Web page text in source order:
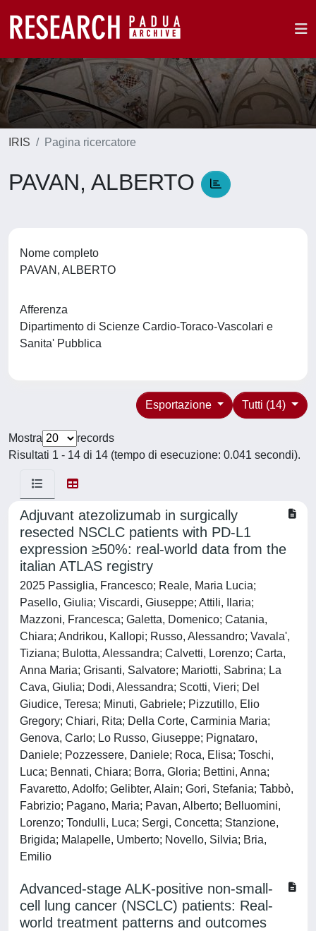
IRIS Pagina ricercatore
PAVAN, ALBERTO
Nome completo
PAVAN, ALBERTO
Afferenza
Dipartimento di Scienze Cardio-Toraco-Vascolari e
Sanita' Pubblica
Tutti (14)
Esportazione
Mostra
records
Risultati 1 - 14 di 14 (tempo di esecuzione: 0.041 secondi).
Adjuvant atezolizumab in surgically
resected NSCLC patients with PD-L1
expression ≥50%: real-world data from the
italian ATLAS registry
2025 Passiglia, Francesco; Reale, Maria Lucia;
Pasello, Giulia; Viscardi, Giuseppe; Attili, Ilaria;
Mazzoni, Francesca; Galetta, Domenico; Catania,
Chiara; Andrikou, Kallopi; Russo, Alessandro; Vavala',
Tiziana; Bulotta, Alessandra; Calvetti, Lorenzo; Carta,
Anna Maria; Grisanti, Salvatore; Mariotti, Sabrina; La
Cava, Giulia; Dodi, Alessandra; Scotti, Vieri; Del
Giudice, Teresa; Minuti, Gabriele; Pizzutillo, Elio
Gregory; Chiari, Rita; Della Corte, Carminia Maria;
Genova, Carlo; Lo Russo, Giuseppe; Pignataro,
Daniele; Pozzessere, Daniele; Roca, Elisa; Toschi,
Luca; Bennati, Chiara; Borra, Gloria; Bettini, Anna;
Favaretto, Adolfo; Gelibter, Alain; Gori, Stefania; Tabbò,
Fabrizio; Pagano, Maria; Pavan, Alberto; Belluomini,
Lorenzo; Tondulli, Luca; Sergi, Concetta; Stanzione,
Brigida; Malapelle, Umberto; Novello, Silvia; Bria,
Emilio
Advanced-stage ALK-positive non-small-
cell lung cancer (NSCLC) patients: Real-
world treatment patterns and outcomes